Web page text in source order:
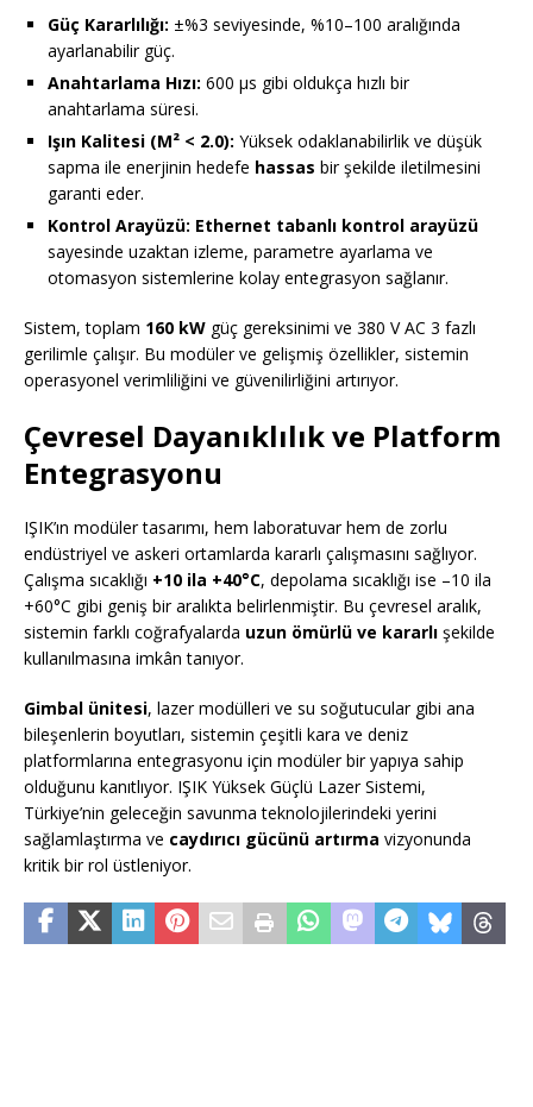
Güç Kararlılığı: ±%3 seviyesinde, %10–100 aralığında
ayarlanabilir güç.
Anahtarlama Hızı: 600 µs gibi oldukça hızlı bir
anahtarlama süresi.
Işın Kalitesi (M² < 2.0): Yüksek odaklanabilirlik ve düşük
sapma ile enerjinin hedefe hassas bir şekilde iletilmesini
garanti eder.
Kontrol Arayüzü: Ethernet tabanlı kontrol arayüzü
sayesinde uzaktan izleme, parametre ayarlama ve
otomasyon sistemlerine kolay entegrasyon sağlanır.
Sistem, toplam 160 kW güç gereksinimi ve 380 V AC 3 fazlı
gerilimle çalışır. Bu modüler ve gelişmiş özellikler, sistemin
operasyonel verimliliğini ve güvenilirliğini artırıyor.
Çevresel Dayanıklılık ve Platform
Entegrasyonu
IŞIK’ın modüler tasarımı, hem laboratuvar hem de zorlu
endüstriyel ve askeri ortamlarda kararlı çalışmasını sağlıyor.
Çalışma sıcaklığı +10 ila +40°C, depolama sıcaklığı ise –10 ila
+60°C gibi geniş bir aralıkta belirlenmiştir. Bu çevresel aralık,
sistemin farklı coğrafyalarda uzun ömürlü ve kararlı şekilde
kullanılmasına imkân tanıyor.
Gimbal ünitesi, lazer modülleri ve su soğutucular gibi ana
bileşenlerin boyutları, sistemin çeşitli kara ve deniz
platformlarına entegrasyonu için modüler bir yapıya sahip
olduğunu kanıtlıyor. IŞIK Yüksek Güçlü Lazer Sistemi,
Türkiye’nin geleceğin savunma teknolojilerindeki yerini
sağlamlaştırma ve caydırıcı gücünü artırma vizyonunda
kritik bir rol üstleniyor.